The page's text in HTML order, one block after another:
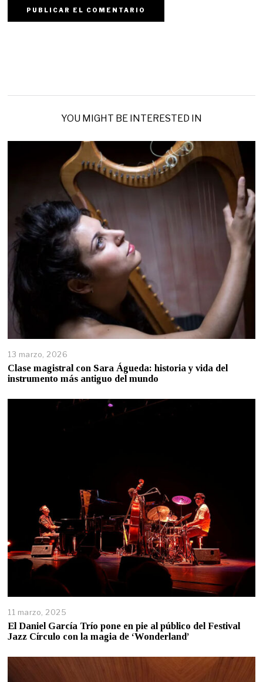
YOU MIGHT BE INTERESTED IN
13 marzo, 2026
Clase magistral con Sara Águeda: historia y vida del
instrumento más antiguo del mundo
11 marzo, 2025
El Daniel García Trío pone en pie al público del Festival
Jazz Círculo con la magia de ‘Wonderland’